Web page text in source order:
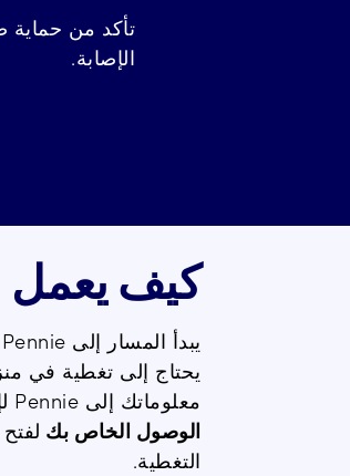
تأكد من
الإصابة.
كيف يعمل
يبدأ المسار إلى Pennie
يحتاج إلى تغطية في
معلوماتك إلى Pennie لإنشاء حساب نيابة عنك. ستقوم بيني بعد ذلك
الوصول الخاص بك
التغطية.